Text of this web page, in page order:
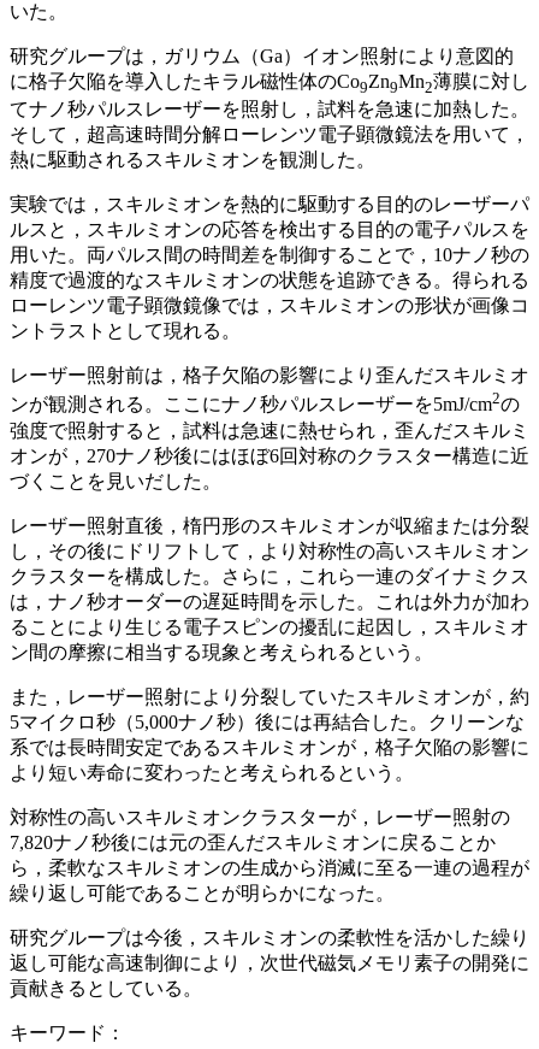
いた。
研究グループは，ガリウム（Ga）イオン照射により意図的
に格子欠陥を導入したキラル磁性体のCo9Zn9Mn2薄膜に対し
てナノ秒パルスレーザーを照射し，試料を急速に加熱した。
そして，超高速時間分解ローレンツ電子顕微鏡法を用いて，
熱に駆動されるスキルミオンを観測した。
実験では，スキルミオンを熱的に駆動する目的のレーザーパ
ルスと，スキルミオンの応答を検出する目的の電子パルスを
用いた。両パルス間の時間差を制御することで，10ナノ秒の
精度で過渡的なスキルミオンの状態を追跡できる。得られる
ローレンツ電子顕微鏡像では，スキルミオンの形状が画像コ
ントラストとして現れる。
レーザー照射前は，格子欠陥の影響により歪んだスキルミオ
ンが観測される。ここにナノ秒パルスレーザーを5mJ/cm2の
強度で照射すると，試料は急速に熱せられ，歪んだスキルミ
オンが，270ナノ秒後にはほぼ6回対称のクラスター構造に近
づくことを見いだした。
レーザー照射直後，楕円形のスキルミオンが収縮または分裂
し，その後にドリフトして，より対称性の高いスキルミオン
クラスターを構成した。さらに，これら一連のダイナミクス
は，ナノ秒オーダーの遅延時間を示した。これは外力が加わ
ることにより生じる電子スピンの擾乱に起因し，スキルミオ
ン間の摩擦に相当する現象と考えられるという。
また，レーザー照射により分裂していたスキルミオンが，約
5マイクロ秒（5,000ナノ秒）後には再結合した。クリーンな
系では長時間安定であるスキルミオンが，格子欠陥の影響に
より短い寿命に変わったと考えられるという。
対称性の高いスキルミオンクラスターが，レーザー照射の
7,820ナノ秒後には元の歪んだスキルミオンに戻ることか
ら，柔軟なスキルミオンの生成から消滅に至る一連の過程が
繰り返し可能であることが明らかになった。
研究グループは今後，スキルミオンの柔軟性を活かした繰り
返し可能な高速制御により，次世代磁気メモリ素子の開発に
貢献きるとしている。
キーワード：